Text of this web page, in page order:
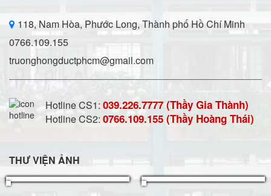
118, Nam Hòa, Phước Long, Thành phố Hồ Chí Minh
0766.109.155
truonghongductphcm@gmail.com
Hotline CS1: 039.226.7777 (Thầy Gia Thành)
Hotline CS2: 0766.109.155 (Thầy Hoàng Thái)
THƯ VIỆN ẢNH